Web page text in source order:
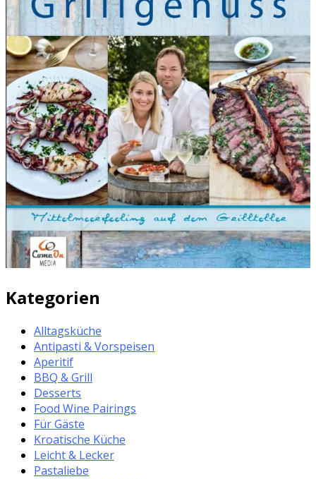
Kategorien
Alltagsküche
Antipasti & Vorspeisen
Aperitif
BBQ & Grill
Desserts
Food Wine Pairings
Für Gäste
Kroatische Küche
Leicht & Lecker
Pastaliebe